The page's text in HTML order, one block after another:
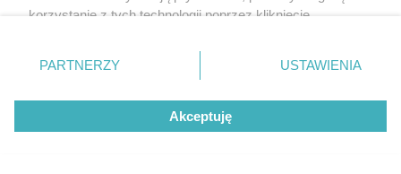
korzystanie z tych technologii poprzez kliknięcie
zmienić/wycofać klikając przycisk ustawień prywatności
znajdujący się w lewym dolnym rogu strony
rodzaje przetwarzania danych nie wymagają zgody
użytkownika, ale masz prawo sprzeciwić się takiemu
przetwarzaniu. Preferencje będą miały zastosowanie tylko
PARTNERZY USTAWIENIA
Akceptuję